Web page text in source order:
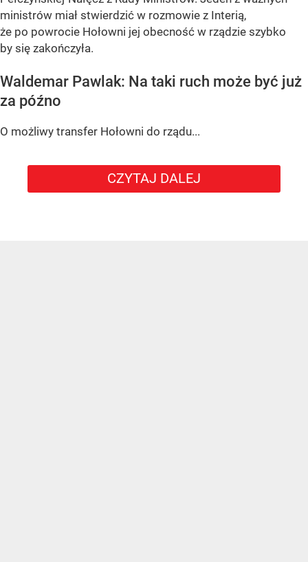
ministrów miał stwierdzić w rozmowie z Interią,
że po powrocie Hołowni jej obecność w rządzie szybko
by się zakończyła.
Waldemar Pawlak: Na taki ruch może być już
za późno
O możliwy transfer Hołowni do rządu...
CZYTAJ DALEJ